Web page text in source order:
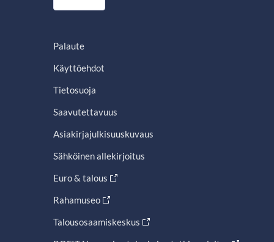
Palaute
Käyttöehdot
Tietosuoja
Saavutettavuus
Asiakirjajulkisuuskuvaus
Sähköinen allekirjoitus
Euro & talous
Rahamuseo
Talousosaamiskeskus